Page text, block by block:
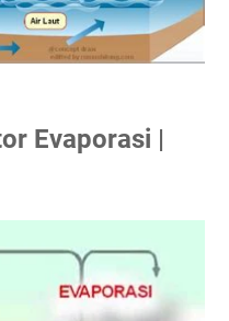
Evaporasi |